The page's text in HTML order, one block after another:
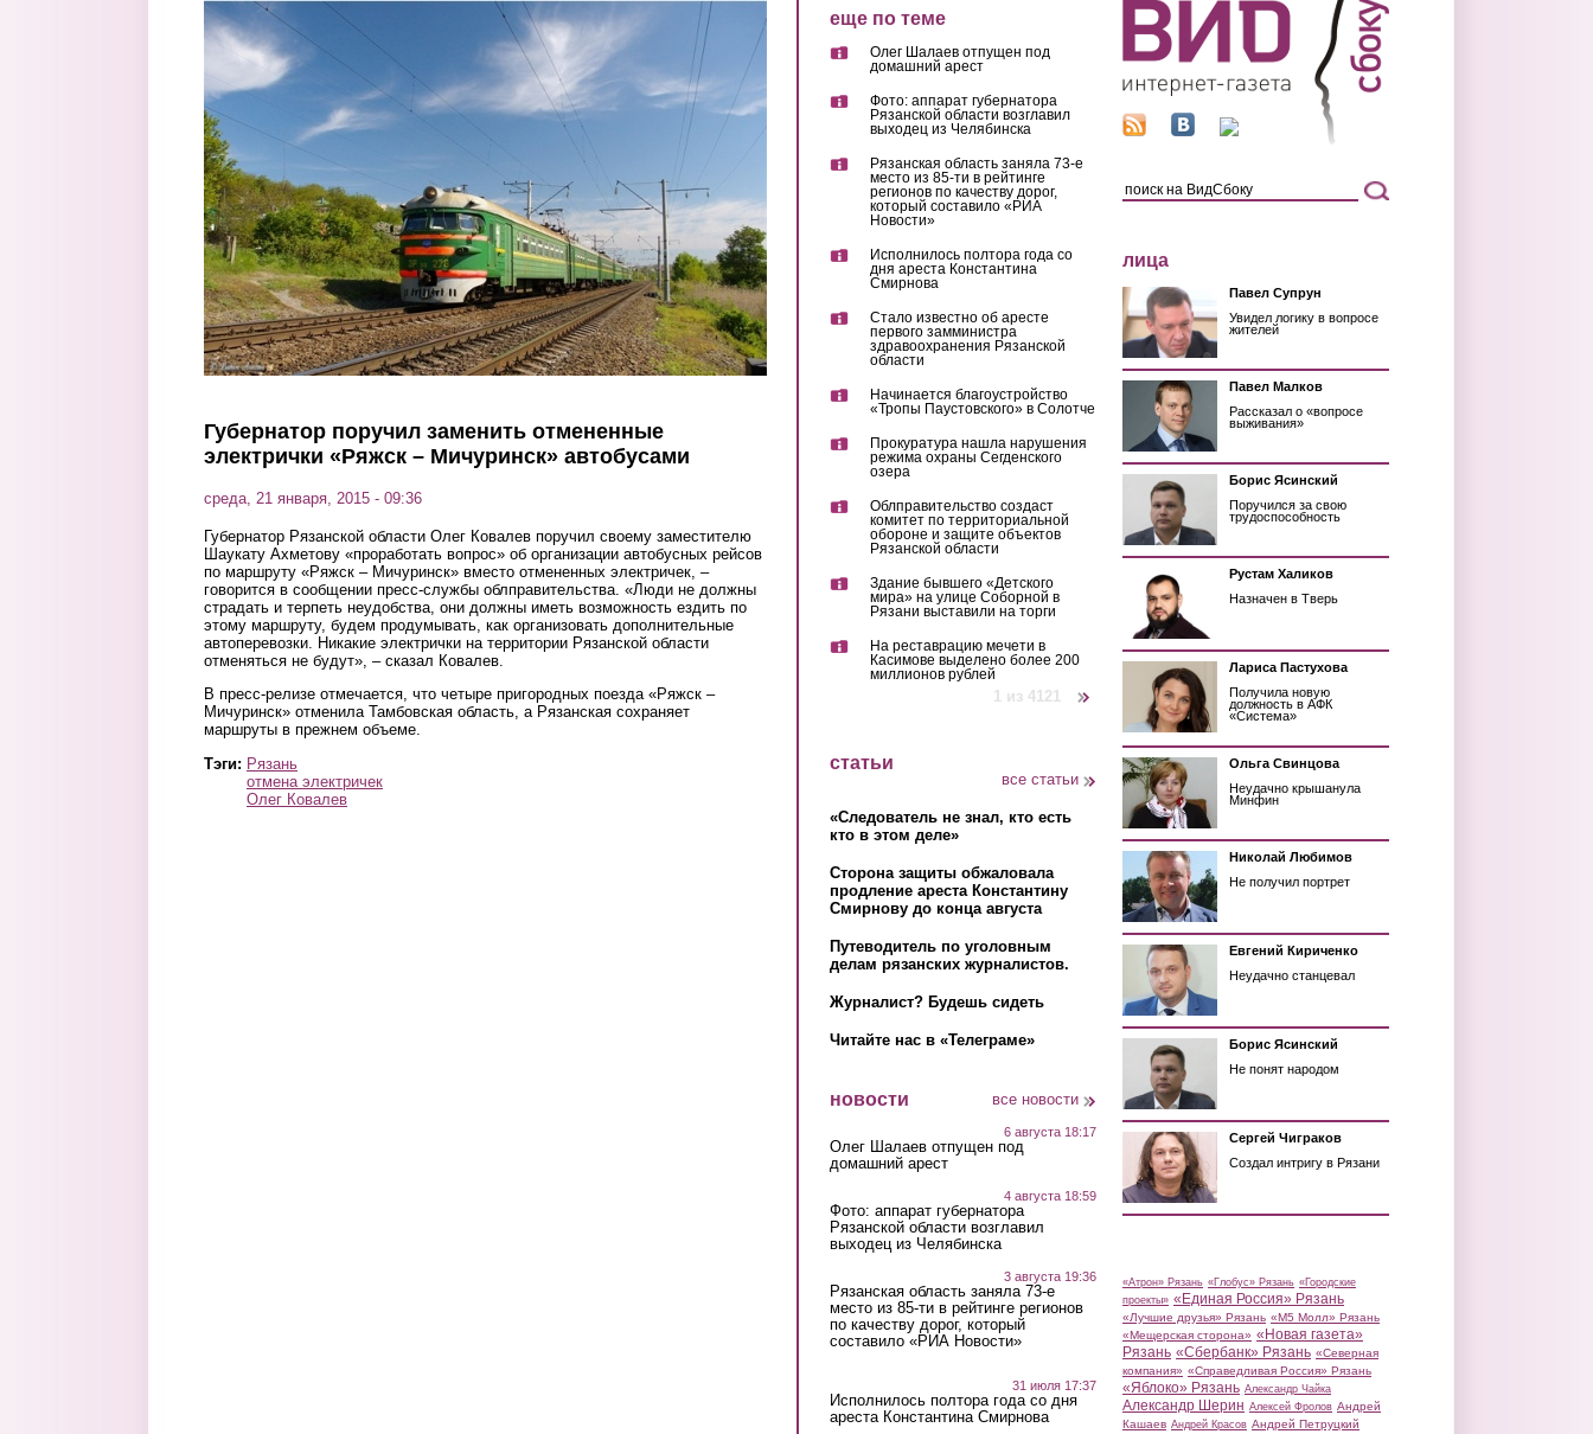
Перейти к основному содержанию
Губернатор поручил заменить отмененные
электрички «Ряжск – Мичуринск» автобусами
среда, 21 января, 2015 - 09:36
Губернатор Рязанской области Олег Ковалев поручил своему заместителю
Шаукату Ахметову «проработать вопрос» об организации автобусных рейсов
по маршруту «Ряжск – Мичуринск» вместо отмененных электричек, –
говорится в сообщении пресс-службы облправительства. «Люди не должны
страдать и терпеть неудобства, они должны иметь возможность ездить по
этому маршруту, будем продумывать, как организовать дополнительные
автоперевозки. Никакие электрички на территории Рязанской области
отменяться не будут», – сказал Ковалев.
В пресс-релизе отмечается, что четыре пригородных поезда «Ряжск –
Мичуринск» отменила Тамбовская область, а Рязанская сохраняет
маршруты в прежнем объеме.
Тэги: Рязань
отмена электричек
Олег Ковалев
еще по теме
Олег Шалаев отпущен под
домашний арест
Фото: аппарат губернатора
Рязанской области возглавил
выходец из Челябинска
Рязанская область заняла 73-е
место из 85-ти в рейтинге
регионов по качеству дорог,
который составило «РИА
Новости»
Исполнилось полтора года со
дня ареста Константина
Смирнова
Стало известно об аресте
первого замминистра
здравоохранения Рязанской
области
Начинается благоустройство
«Тропы Паустовского» в Солотче
Прокуратура нашла нарушения
режима охраны Сегденского
озера
Облправительство создаст
комитет по территориальной
обороне и защите объектов
Рязанской области
Здание бывшего «Детского
мира» на улице Соборной в
Рязани выставили на торги
На реставрацию мечети в
Касимове выделено более 200
миллионов рублей
1 из 4121
статьи
все статьи
«Следователь не знал, кто есть
кто в этом деле»
Сторона защиты обжаловала
продление ареста Константину
Смирнову до конца августа
Путеводитель по уголовным
делам рязанских журналистов.
Журналист? Будешь сидеть
Читайте нас в «Телеграме»
новости все новости
6 августа 18:17
Олег Шалаев отпущен под
домашний арест
4 августа 18:59
Фото: аппарат губернатора
Рязанской области возглавил
выходец из Челябинска
3 августа 19:36
Рязанская область заняла 73-е
место из 85-ти в рейтинге регионов
по качеству дорог, который
составило «РИА Новости»
31 июля 17:37
Исполнилось полтора года со дня
ареста Константина Смирнова
лица
Павел Супрун
Увидел логику в вопросе
жителей
Павел Малков
Рассказал о «вопросе
выживания»
Борис Ясинский
Поручился за свою
трудоспособность
Рустам Халиков
Назначен в Тверь
Лариса Пастухова
Получила новую
должность в АФК
«Система»
Ольга Свинцова
Неудачно крышанула
Минфин
Николай Любимов
Не получил портрет
Евгений Кириченко
Неудачно станцевал
Борис Ясинский
Не понят народом
Сергей Чиграков
Создал интригу в Рязани
«Атрон» Рязань «Глобус» Рязань «Городские
проекты» «Единая Россия» Рязань
«Лучшие друзья» Рязань «М5 Молл» Рязань
«Мещерская сторона» «Новая газета»
Рязань «Сбербанк» Рязань «Северная
компания» «Справедливая Россия» Рязань
«Яблоко» Рязань Александр Чайка
Александр Шерин Алексей Фролов Андрей
Кашаев Андрей Красов Андрей Петруцкий